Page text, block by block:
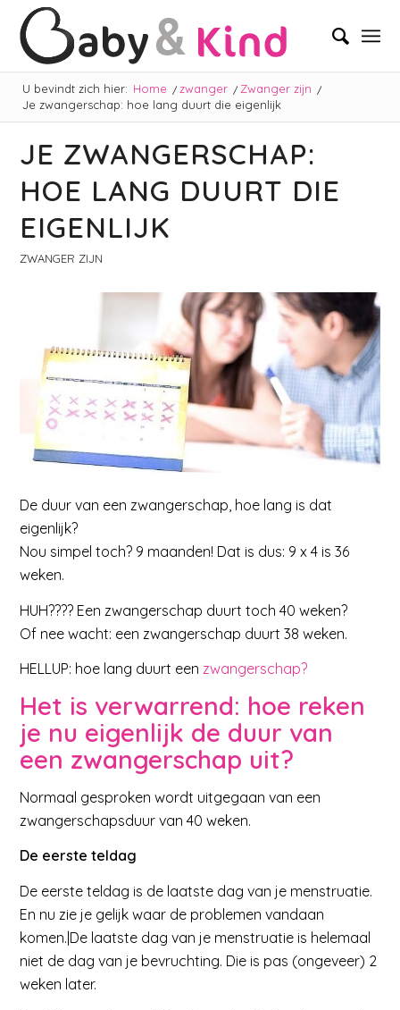
U bevindt zich hier: Home / zwanger / Zwanger zijn /
Je zwangerschap: hoe lang duurt die eigenlijk
JE ZWANGERSCHAP:
HOE LANG DUURT DIE
EIGENLIJK
ZWANGER ZIJN
De duur van een zwangerschap, hoe lang is dat
eigenlijk?
Nou simpel toch? 9 maanden! Dat is dus: 9 x 4 is 36
weken.
HUH???? Een zwangerschap duurt toch 40 weken?
Of nee wacht: een zwangerschap duurt 38 weken.
HELLUP: hoe lang duurt eenzwangerschap?
Het is verwarrend: hoe reken
je nu eigenlijk de duur van
een zwangerschap uit?
Normaal gesproken wordt uitgegaan van een
zwangerschapsduur van 40 weken.
De eerste teldag
De eerste teldag is de laatste dag van je menstruatie.
En nu zie je gelijk waar de problemen vandaan
komen.|De laatste dag van je menstruatie is helemaal
niet de dag van je bevruchting. Die is pas (ongeveer) 2
weken later.